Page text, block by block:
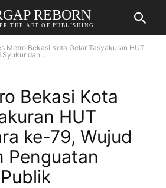
REBORN
THE ART OF PUBLISHING
Metro Bekasi Kota Gelar Tasyakuran HUT
dan...
Bekasi Kota
HUT
ke-79, Wujud
Penguatan